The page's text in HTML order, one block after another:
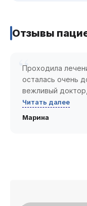
Отзывы
Проходила
осталась очень
вежливый
Читать далее
Марина